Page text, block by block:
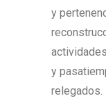
y
y
relegados.